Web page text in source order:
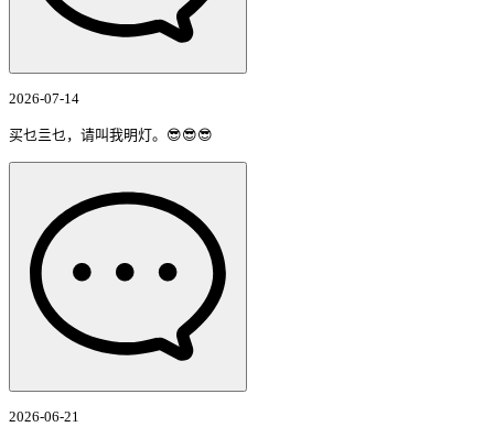
2026-07-14
买乜亖乜，请叫我明灯。😎😎😎
2026-06-21